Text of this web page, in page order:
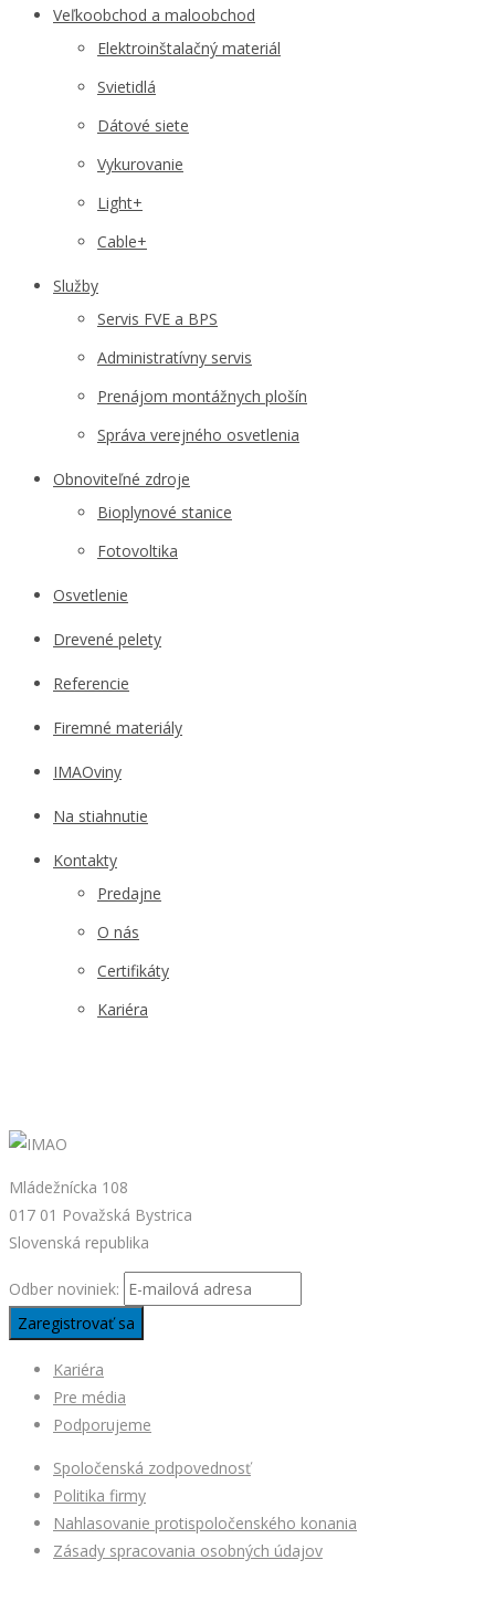
Veľkoobchod a maloobchod
Elektroinštalačný materiál
Svietidlá
Dátové siete
Vykurovanie
Light+
Cable+
Služby
Servis FVE a BPS
Administratívny servis
Prenájom montážnych plošín
Správa verejného osvetlenia
Obnoviteľné zdroje
Bioplynové stanice
Fotovoltika
Osvetlenie
Drevené pelety
Referencie
Firemné materiály
IMAOviny
Na stiahnutie
Kontakty
Predajne
O nás
Certifikáty
Kariéra
Mládežnícka 108
017 01 Považská Bystrica
Slovenská republika
Odber noviniek:
Kariéra
Pre média
Podporujeme
Spoločenská zodpovednosť
Politika firmy
Nahlasovanie protispoločenského konania
Zásady spracovania osobných údajov